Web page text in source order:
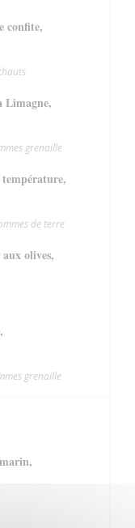
confite,
Limagne,
grenaille
température,
de terre
olives,
grenaille